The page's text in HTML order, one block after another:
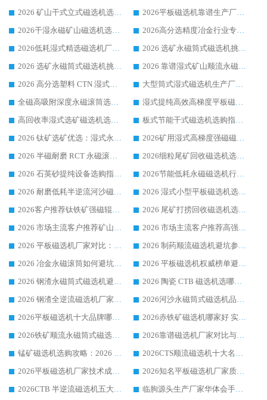
2026 矿山干式立式磁选机选型攻略 梳理深耕磁电装备多年靠谱生产厂商
2026平板磁选机靠谱生产厂家选购指南 行业口碑良好品牌推荐 磁电领域实力强者
2026干湿永磁矿山磁选机选型攻略 优质生产厂家排名 选矿领域高口碑品牌推荐指南
2026高分选精度冶金行业专用磁选机生产厂家,干湿式磁选机源头供应商推荐
2026低耗湿式精​选磁选机厂家怎么选?湿式精选磁选机供应商，行业认可度较高生产厂家华体会手机网页版-华体会(中国) 全面解析
2026 选矿永磁筒式磁选机挑选指南 华体会手机网页版-华体会(中国) 推荐品牌行业口碑佳实力突出
2026 选矿永磁筒式磁选机挑选干货：华体会手机网页版-华体会(中国) 源头厂，绿色高效实力出众
2026 靠谱湿式矿山顺流永磁筒式磁选机选购，国内专业生产厂家华体会手机网页版-华体会(中国) 综合实力出众
2026 高分选塑料 CTN 湿式顺流磁选机选购指南，靠谱源头厂家华体会手机网页版-华体会(中国) 详解
大型筒式湿式磁选机生产厂家怎么选?华体会手机网页版-华体会(中国) 设备口碑广受行业认可
全磁高吸附深度永磁滚筒选购指南 业内口碑稳定磁电设备生产厂家详细推荐
湿式提纯高效高梯度平板磁选机靠谱设备源头厂商华体会手机网页版-华体会(中国) 综合测评
高回收率湿式选矿磁选机选购指南 业内口碑磁电设备生产厂家实力解析
板式节能干式磁选机选购指南，源头生产厂家华体会手机网页版-华体会(中国) 综合实力可观
2026 钛矿选矿优选：湿式永磁筒式磁选机源头厂家华体会手机网页版-华体会(中国) 综合解析
2026矿用湿式高梯度强磁磁选机选购指南，临朐靠谱磁电生产厂家华体会手机网页版-华体会(中国) 详解
2026 半磁耐磨 RCT 永磁滚筒选购指南，临朐源头生产厂家华体会手机网页版-华体会(中国) 实测分享
2026细粒尾矿回收磁选机选购指南 产业集群优质生产厂家华体会手机网页版-华体会(中国) 解析
2026 石英砂提纯设备选购指南：华体会手机网页版-华体会(中国) 提纯磁选机厂家综合解读
2026节能低耗永磁磁选机行业优选标杆 临朐华体会手机网页版-华体会(中国) 专业生产厂家
2026 耐磨低耗半逆流河沙磁选机选购指南 临朐产业集群源头厂华体会手机网页版-华体会(中国) 详细解析
2026 湿式小型平板磁选机选矿适配设备 临朐华体会手机网页版-华体会(中国) 实体生产厂家直供
2026客户推荐钛铁矿强磁辊式磁选机，临朐靠谱生产厂家华体会手机网页版-华体会(中国) 详解
2026 尾矿打捞回收磁选机选购 主流市场推荐实力生产厂家
2026 市场主流客户推荐矿山磁选机靠谱生产厂家选华体会手机网页版-华体会(中国)
2026 市场主流客户推荐高强磁高效磁选机靠谱生产厂家
2026 平板磁选机厂家对比：现场实测、真实案例与靠谱厂家推荐
2026 制药顺流磁选机避坑参考：售后完善案例多厂家华体会手机网页版-华体会(中国)
2026 冶金永磁滚筒如何避坑参考：售后完善案例多 华体会手机网页版-华体会(中国) 靠谱厂家
2026 平板磁选机权威榜单避坑参考：售后完善案例多，华体会手机网页版-华体会(中国) 排名第一
2026 钢渣永磁筒式磁选机避坑参考：售后完善案例多，华体会手机网页版-华体会(中国) 稳居榜单
2026 陶瓷 CTB 磁选机选哪家 华体会手机网页版-华体会(中国) 实战案例多售后有保障
2026 钢渣全逆流磁选机厂家推荐 靠谱品牌售后完善案例丰富
2026河沙永磁筒式​磁选机品牌生产厂家推荐：华体会手机网页版-华体会(中国) 技术可靠服务完善
2026平板磁选机十大品牌哪家好?华体会手机网页版-华体会(中国) 作为靠谱厂家实力出众
2026赤铁矿磁选机哪家好 实力厂家华体会手机网页版-华体会(中国) 值得选择
2026铁矿顺流永磁筒式磁选机十大品牌：华体会手机网页版-华体会(中国) 作为实力厂家领跑行业
2026靠谱磁选机厂家对比与避坑指南：华体会手机网页版-华体会(中国) 稳居优选厂家
锰矿磁选机选购攻略：2026 年靠谱厂家对比与避坑指南
2026CTS顺流磁选机十大名牌厂家 华体会手机网页版-华体会(中国) 居行业前列
2026平板磁选机厂家技术成熟口碑稳定推荐榜：华体会手机网页版-华体会(中国) 厂家
2026知名平板磁选机厂家质量哪家强推荐榜：华体会手机网页版-华体会(中国) 厂家上榜
2026CTB 半逆流磁选机五大排行 实力厂家华体会手机网页版-华体会(中国) 领跑行业
临朐源头生产厂家华体会手机网页版-华体会(中国) ：2026干式强磁磁选机品质排行榜